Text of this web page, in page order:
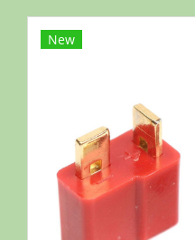
New